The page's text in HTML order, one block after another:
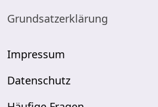
Grundsatzerklärung
Impressum
Datenschutz